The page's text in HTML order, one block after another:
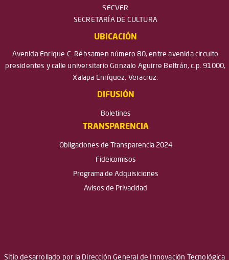
SECVER
SECRETARÍA DE CULTURA
UBICACIÓN
Avenida Enrique C. Rébsamen número 80, entre avenida circuito
presidentes y calle universitario Gonzalo Aguirre Beltrán, c.p. 91000,
Xalapa Enríquez, Veracruz.
DIFUSIÓN
Boletines
TRANSPARENCIA
Obligaciones de Transparencia 2024
Fideicomisos
Programa de Adquisiciones
Avisos de Privacidad
Sitio desarrollado por la Dirección General de Innovación Tecnológica